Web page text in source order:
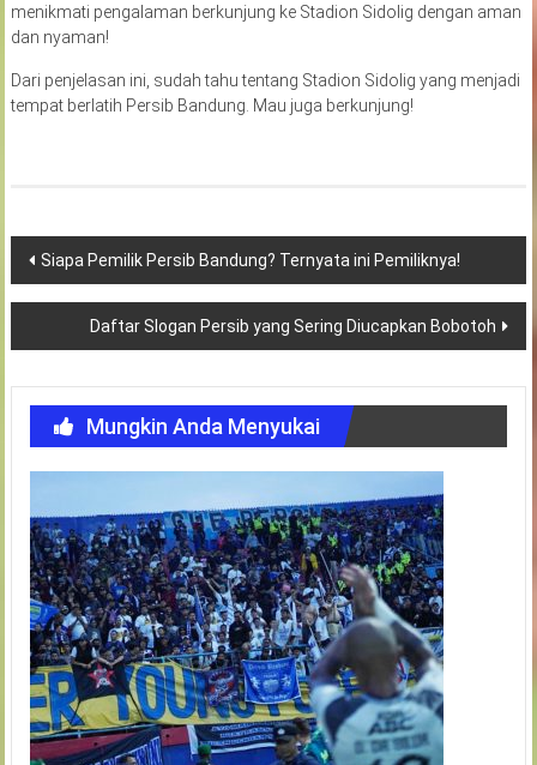
menikmati pengalaman berkunjung ke Stadion Sidolig dengan aman
dan nyaman!
Dari penjelasan ini, sudah tahu tentang Stadion Sidolig yang menjadi
tempat berlatih Persib Bandung. Mau juga berkunjung!
Navigasi
pos
Siapa Pemilik Persib Bandung? Ternyata ini Pemiliknya!
Daftar Slogan Persib yang Sering Diucapkan Bobotoh
Mungkin Anda Menyukai